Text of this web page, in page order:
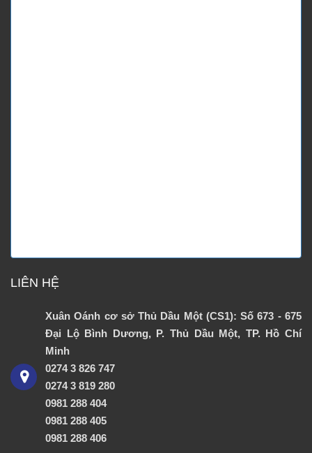
LIÊN HỆ
Xuân Oánh cơ sở Thủ Dầu Một (CS1): Số 673 - 675
Đại Lộ Bình Dương, P. Thủ Dầu Một, TP. Hồ Chí
Minh
0274 3 826 747
0274 3 819 280
0981 288 404
0981 288 405
0981 288 406